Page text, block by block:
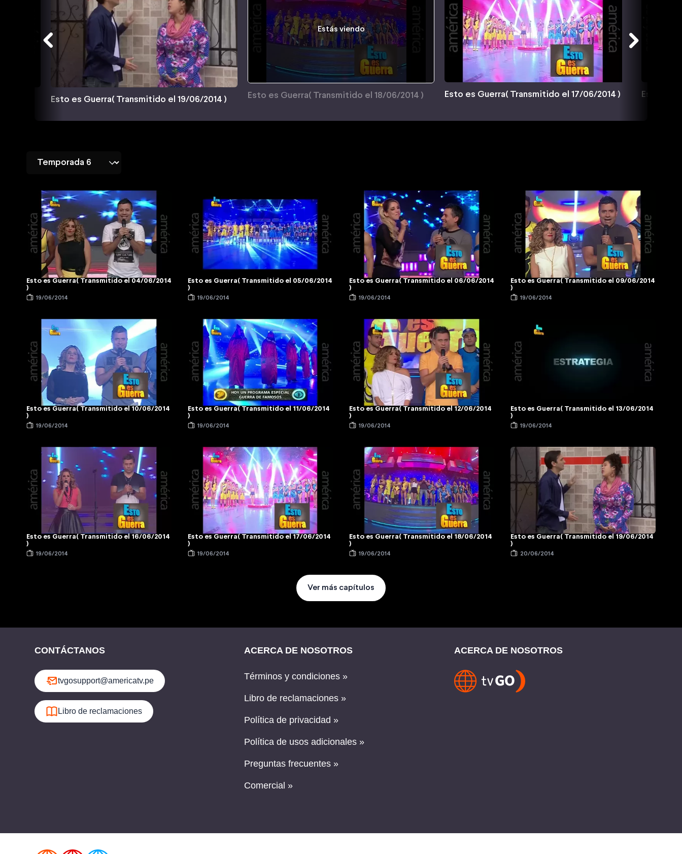
Esto es Guerra( Transmitido el 19/06/2014 )
Estás viendo
Esto es Guerra( Transmitido el 18/06/2014 ) Esto es Guerra( Transmitido el 17/06/2014 ) Esto es
Esto es Guerra( Transmitido el 04/06/2014
)
19/06/2014
Esto es Guerra( Transmitido el 05/06/2014
)
19/06/2014
Esto es Guerra( Transmitido el 06/06/2014
)
19/06/2014
Esto es Guerra( Transmitido el 09/06/2014
)
19/06/2014
Esto es Guerra( Transmitido el 10/06/2014
)
19/06/2014
Esto es Guerra( Transmitido el 11/06/2014
)
19/06/2014
Esto es Guerra( Transmitido el 12/06/2014
)
19/06/2014
Esto es Guerra( Transmitido el 13/06/2014
)
19/06/2014
Esto es Guerra( Transmitido el 16/06/2014
)
19/06/2014
Esto es Guerra( Transmitido el 17/06/2014
)
19/06/2014
Esto es Guerra( Transmitido el 18/06/2014
)
19/06/2014
Esto es Guerra( Transmitido el 19/06/2014
)
20/06/2014
Ver más capítulos
CONTÁCTANOS
tvgosupport@americatv.pe
Libro de reclamaciones
ACERCA DE NOSOTROS
Términos y condiciones »
Libro de reclamaciones »
Política de privacidad »
Política de usos adicionales »
Preguntas frecuentes »
Comercial »
ACERCA DE NOSOTROS